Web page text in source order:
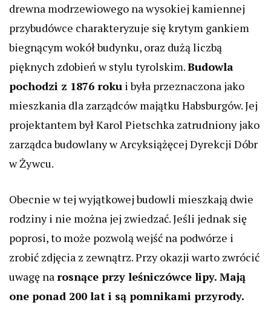
drewna modrzewiowego na wysokiej kamiennej
przybudówce charakteryzuje się krytym gankiem
biegnącym wokół budynku, oraz dużą liczbą
pięknych zdobień w stylu tyrolskim.Budowla
pochodzi z 1876 roku i była przeznaczona jako
mieszkania dla zarządców majątku Habsburgów. Jej
projektantem był Karol Pietschka zatrudniony jako
zarządca budowlany w Arcyksiążęcej Dyrekcji Dóbr
w Żywcu.
Obecnie w tej wyjątkowej budowli mieszkają dwie
rodziny i nie można jej zwiedzać. Jeśli jednak się
poprosi, to może pozwolą wejść na podwórze i
zrobić zdjęcia z zewnątrz. Przy okazji warto zwrócić
uwagę na rosnące przy leśniczówce lipy. Mają
one ponad 200 lat i są pomnikami przyrody.